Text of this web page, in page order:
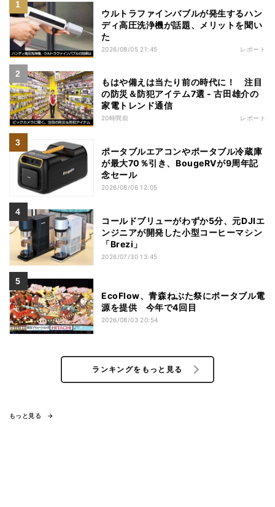
ウルトラファインバブルが発生するハン
ディ高圧洗浄機が話題、メリットを聞い
た
2026/08/05 21:45 レポート
もはや備えは当たり前の時代に！ 注目
の防災＆防犯アイテム7選 - 古田雄介の
家電トレンド通信
20時間前 レポート
ポータブルエアコンやポータブル冷蔵庫
が最大70％引き、BougeRVが9周年記
念セール
2026/08/06 12:05
コールドブリューがわずか5分、元DJIエ
ンジニアが開発した小型コーヒーマシン
「Brezi」
2026/07/30 13:45
EcoFlow、青森ねぶた祭にポータブル電
源を提供 今年で4回目
2026/08/03 20:54
ランキングをもっと見る
もっと見る